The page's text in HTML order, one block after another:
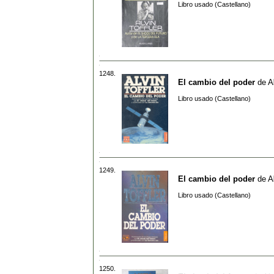
Libro usado (Castellano)
1248.
El cambio del poder de
Libro usado (Castellano)
1249.
El cambio del poder de
Libro usado (Castellano)
1250.